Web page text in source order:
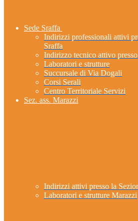
Sede Sraffa
Indirizzi professionali attivi
Sraffa
Indirizzo tecnico attivo
Laboratori e strutture
Succursale di Via Dogali
Corsi Serali
Centro Territoriale Servizi
Sez. ass. Marazzi
Indirizzi attivi presso la
Laboratori e strutture Marazzi